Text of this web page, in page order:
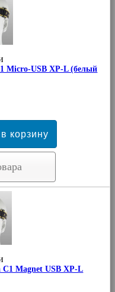
Micro-USB XP-L (белый
Magnet USB XP-L